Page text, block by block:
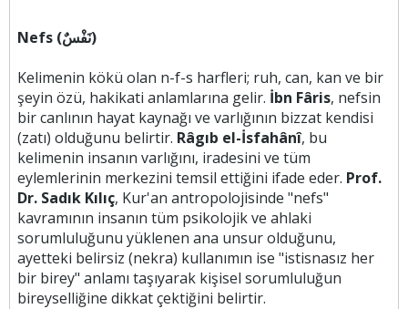
Nefs (نَفْسٌ)
Kelimenin kökü olan n-f-s harfleri; ruh, can, kan ve bir
şeyin özü, hakikati anlamlarına gelir. İbn Fâris, nefsin
bir canlının hayat kaynağı ve varlığının bizzat kendisi
(zatı) olduğunu belirtir. Râgıb el-İsfahânî, bu
kelimenin insanın varlığını, iradesini ve tüm
eylemlerinin merkezini temsil ettiğini ifade eder. Prof.
Dr. Sadık Kılıç, Kur'an antropolojisinde "nefs"
kavramının insanın tüm psikolojik ve ahlaki
sorumluluğunu yüklenen ana unsur olduğunu,
ayetteki belirsiz (nekra) kullanımın ise "istisnasız her
bir birey" anlamı taşıyarak kişisel sorumluluğun
bireyselliğine dikkat çektiğini belirtir.